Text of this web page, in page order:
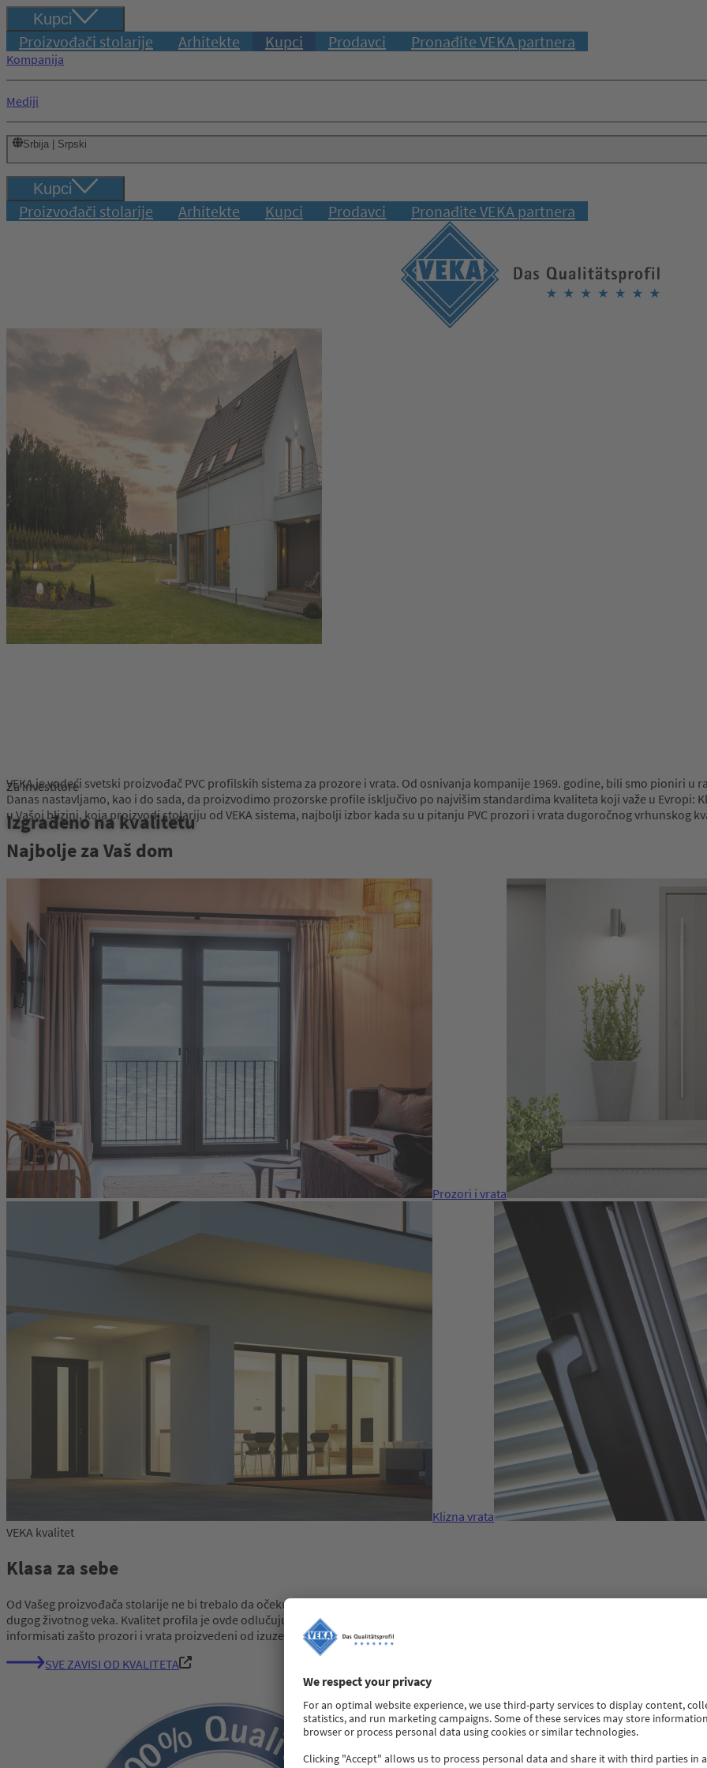
Kupci
Proizvođači stolarije Arhitekte Kupci Prodavci Pronađite VEKA partnera
Kompanija
Mediji
Srbija | Srpski
Kupci
Proizvođači stolarije Arhitekte Kupci Prodavci Pronađite VEKA partnera
Za investitore
Izgrađeno na kvalitetu
VEKA je vodeći svetski proizvođač PVC profilskih sistema za prozore i vrata. Od osnivanja kompanije 1969. godine, bili smo pioniri u
Danas nastavljamo, kao i do sada, da proizvodimo prozorske profile isključivo po najvišim standardima kvaliteta koji važe u Evropi:
u Vašoj blizini, koja proizvodi stolariju od VEKA sistema, najbolji izbor kada su u pitanju PVC prozori i vrata dugoročnog vrhunskog
Najbolje za Vaš dom
Prozori i vrata
Klizna vrata
VEKA kvalitet
Klasa za sebe
Od Vašeg proizvođača stolarije ne bi trebalo da očekujete ništa manje nego vrhunski kvalitet. Prozori i vrata su izloženi velikim
dugog životnog veka. Kvalitet profila je ovde odlučujući faktor. Samo visokokvalitetni materijali i stabilna konstrukcija garantuju
informisati zašto prozori i vrata proizvedeni od izuzetno kvalitetnih VEKA profilskih sistema garantuju vrhunske performanse.
SVE ZAVISI OD KVALITETA